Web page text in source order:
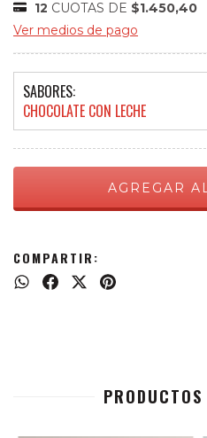
12 CUOTAS DE $1.450,40
Ver medios de pago
SABORES:
CHOCOLATE CON LECHE
COMPARTIR: